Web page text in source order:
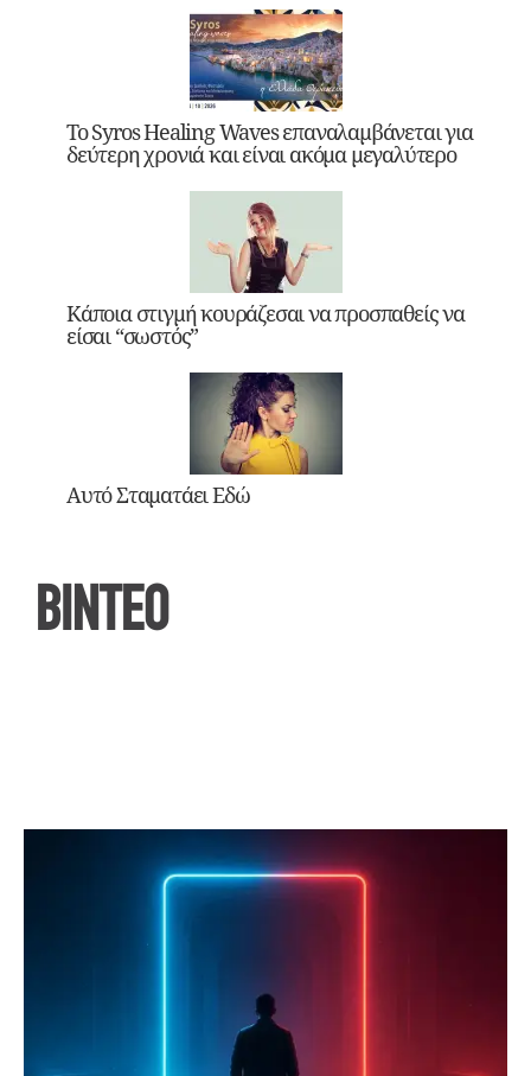
Το Syros Healing Waves επαναλαμβάνεται για
δεύτερη χρονιά και είναι ακόμα μεγαλύτερο
Κάποια στιγμή κουράζεσαι να προσπαθείς να
είσαι “σωστός”
Αυτό Σταματάει Εδώ
ΒΙΝΤΕΟ